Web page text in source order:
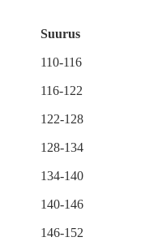
Suurus
110-116
116-122
122-128
128-134
134-140
140-146
146-152